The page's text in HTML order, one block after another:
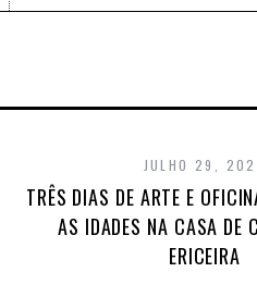
JULHO 29,
TRÊS DIAS DE ARTE E
AS IDADES NA CASA DE
ERICEIRA